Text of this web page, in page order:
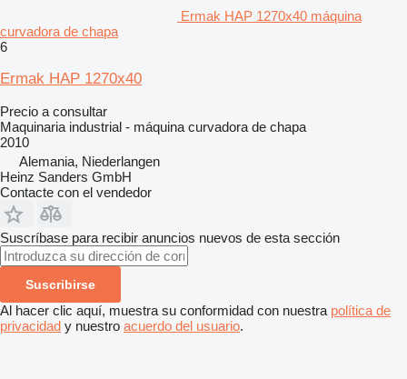
Ermak HAP 1270x40 máquina
curvadora de chapa
6
Ermak HAP 1270x40
Precio a consultar
Maquinaria industrial - máquina curvadora de chapa
2010
Alemania, Niederlangen
Heinz Sanders GmbH
Contacte con el vendedor
Suscríbase para recibir anuncios nuevos de esta sección
Suscribirse
Al hacer clic aquí, muestra su conformidad con nuestra política de
privacidad y nuestro acuerdo del usuario.